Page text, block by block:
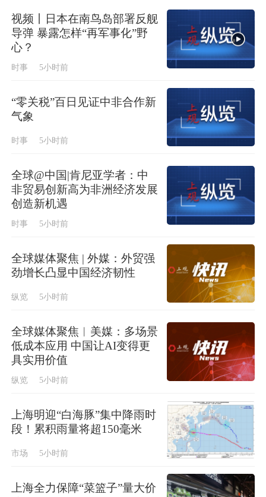
视频丨日本在南鸟岛部署反舰
导弹 暴露怎样“再军事化”野
心？
时事 5小时前
“零关税”百日见证中非合作新
气象
时事 5小时前
全球@中国|肯尼亚学者：中
非贸易创新高为非洲经济发展
创造新机遇
时事 5小时前
全球媒体聚焦 | 外媒：外贸强
劲增长凸显中国经济韧性
纵览 5小时前
全球媒体聚焦︱美媒：多场景
低成本应用 中国让AI变得更
具实用价值
纵览 5小时前
上海明迎“白海豚”集中降雨时
段！累积雨量将超150毫米
市场 5小时前
上海全力保障“菜篮子”量大价